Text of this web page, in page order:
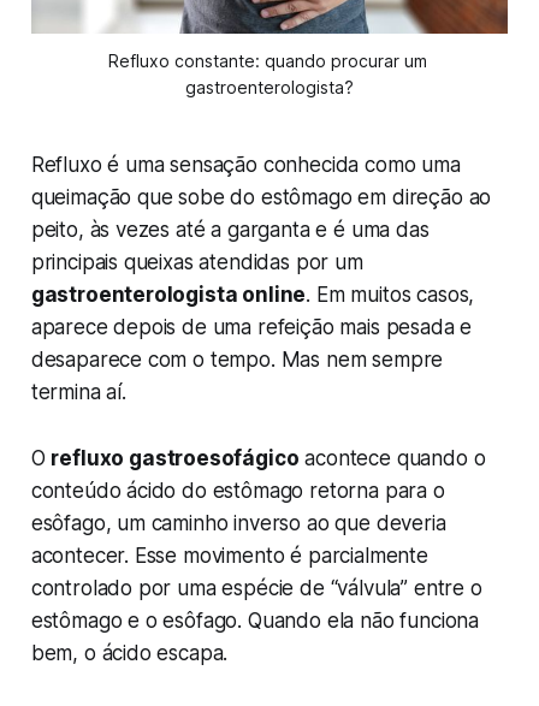
Refluxo constante: quando procurar um
gastroenterologista?
Refluxo é uma sensação conhecida como uma
queimação que sobe do estômago em direção ao
peito, às vezes até a garganta e é uma das
principais queixas atendidas por um
gastroenterologista online. Em muitos casos,
aparece depois de uma refeição mais pesada e
desaparece com o tempo. Mas nem sempre
termina aí.
O refluxo gastroesofágico acontece quando o
conteúdo ácido do estômago retorna para o
esôfago, um caminho inverso ao que deveria
acontecer. Esse movimento é parcialmente
controlado por uma espécie de “válvula” entre o
estômago e o esôfago. Quando ela não funciona
bem, o ácido escapa.